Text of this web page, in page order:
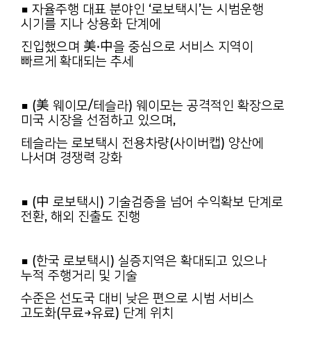
■ 자율주행 대표 분야인 ‘로보택시’는 시범운행
시기를 지나 상용화 단계에
진입했으며 美·中을 중심으로 서비스 지역이
빠르게 확대되는 추세
■ (美 웨이모/테슬라) 웨이모는 공격적인 확장으로
미국 시장을 선점하고 있으며,
테슬라는 로보택시 전용차량(사이버캡) 양산에
나서며 경쟁력 강화
■ (中 로보택시) 기술검증을 넘어 수익확보 단계로
전환, 해외 진출도 진행
■ (한국 로보택시) 실증지역은 확대되고 있으나
누적 주행거리 및 기술
수준은 선도국 대비 낮은 편으로 시범 서비스
고도화(무료→유료) 단계 위치